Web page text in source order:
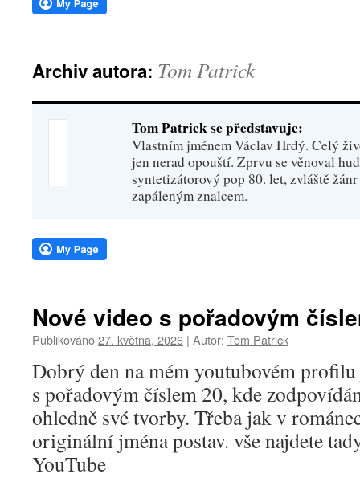
webu
Archiv autora: Tom Patrick
Tom Patrick se představuje:
Vlastním jménem Václav Hrdý. Celý
jen nerad opouští. Zprvu se věnoval
syntetizátorový pop 80. let, zvláště
zapáleným znalcem.
Nové video s pořadovým
Publikováno27. května, 2026 | Autor: Tom Patrick
Dobrý den na mém youtubovém
s pořadovým číslem 20, kde
ohledně své tvorby. Třeba jak v
originální jména postav. vše najdete
YouTube